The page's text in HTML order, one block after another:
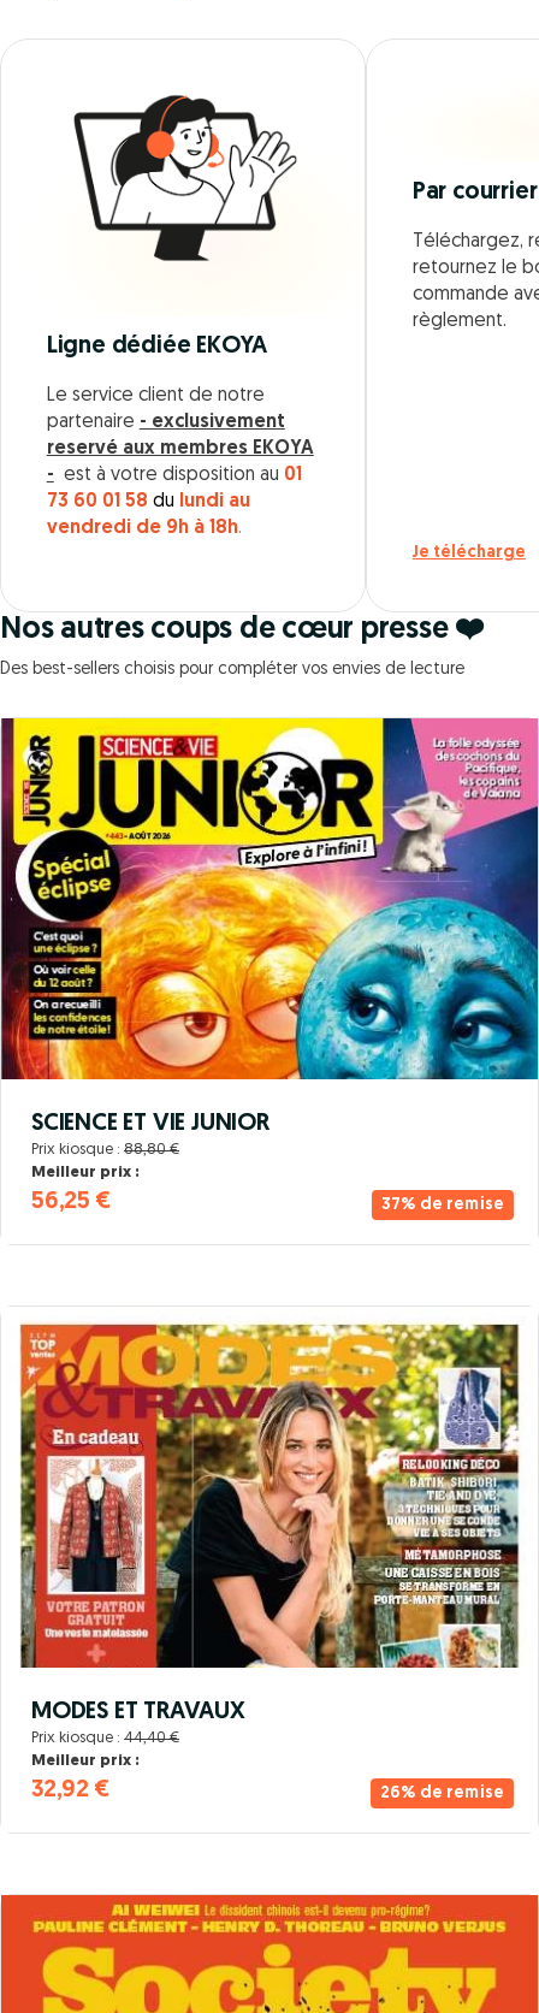
Ligne dédiée EKOYA
Le service client de notre
partenaire - exclusivement
reservé aux membres EKOYA
- est à votre disposition au 01
73 60 01 58 du
lundi au
vendredi de 9h à 18h.
Par courrier
Téléchargez,
retournez le
commande
règlement.
Je télécharge
Nos autres coups de cœur presse ❤️
Des best-sellers choisis pour compléter vos envies de lecture
37% de remise
SCIENCE ET VIE JUNIOR
Prix kiosque : 88,80 €
Meilleur prix :
56,25 €
26% de remise
MODES ET TRAVAUX
Prix kiosque : 44,40 €
Meilleur prix :
32,92 €